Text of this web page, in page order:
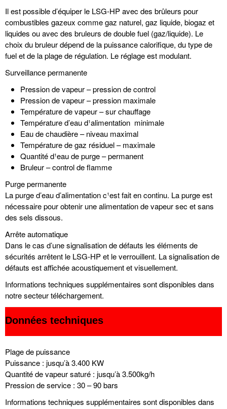
Il est possible d’équiper le LSG-HP avec des brûleurs pour
combustibles gazeux comme gaz naturel, gaz liquide, biogaz et
liquides ou avec des bruleurs de double fuel (gaz/liquide). Le
choix du bruleur dépend de la puissance calorifique, du type de
fuel et de la plage de régulation. Le réglage est modulant.
Surveillance permanente
Pression de vapeur – pression de control
Pression de vapeur – pression maximale
Température de vapeur – sur chauffage
Température d’eau d¹alimentation ­ minimale
Eau de chaudière – niveau maximal
Température de gaz résiduel – maximale
Quantité d¹eau de purge – permanent
Bruleur – control de flamme
Purge permanente
La purge d’eau d’alimentation c¹est fait en continu. La purge est
nécessaire pour obtenir une alimentation de vapeur sec et sans
des sels dissous.
Arrête automatique
Dans le cas d’une signalisation de défauts les éléments de
sécurités arrêtent le LSG-HP et le verrouillent. La signalisation de
défauts est affichée acoustiquement et visuellement.
Informations techniques supplémentaires sont disponibles dans
notre secteur téléchargement.
Données techniques
Plage de puissance
Puissance : jusqu’à 3.400 KW
Quantité de vapeur saturé : jusqu’à 3.500kg/h
Pression de service : 30 – 90 bars
Informations techniques supplémentaires sont disponibles dans